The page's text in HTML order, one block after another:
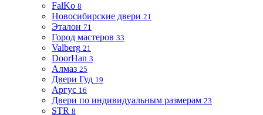
FalKo 8
Новосибирские двери 21
Эталон 71
Город мастеров 33
Valberg 21
DoorHan 3
Алмаз 25
Двери Гуд 19
Аргус 16
Двери по индивидуальным размерам 23
STR 8